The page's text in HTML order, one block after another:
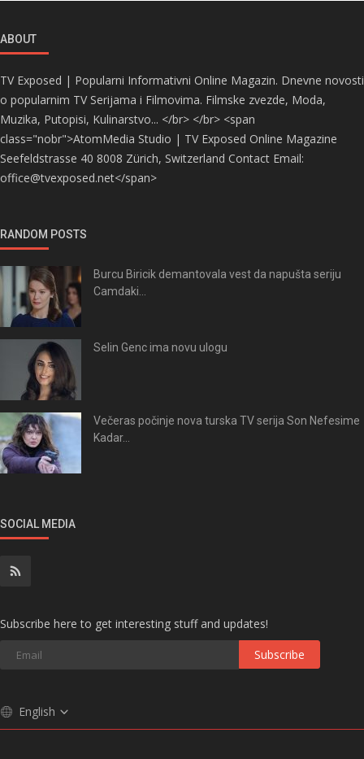
ABOUT
TV Exposed | Popularni Informativni Online Magazin. Dnevne novosti
o popularnim TV Serijama i Filmovima. Filmske zvezde, Moda,
Muzika, Putopisi, Kulinarstvo... </br> </br> <span
class="nobr">AtomMedia Studio | TV Exposed Online Magazine
Seefeldstrasse 40 8008 Zürich, Switzerland Contact Email:
office@tvexposed.net</span>
RANDOM POSTS
Burcu Biricik demantovala vest da napušta seriju
Camdaki...
Selin Genc ima novu ulogu
Večeras počinje nova turska TV serija Son Nefesime
Kadar...
SOCIAL MEDIA
Subscribe here to get interesting stuff and updates!
Subscribe
English